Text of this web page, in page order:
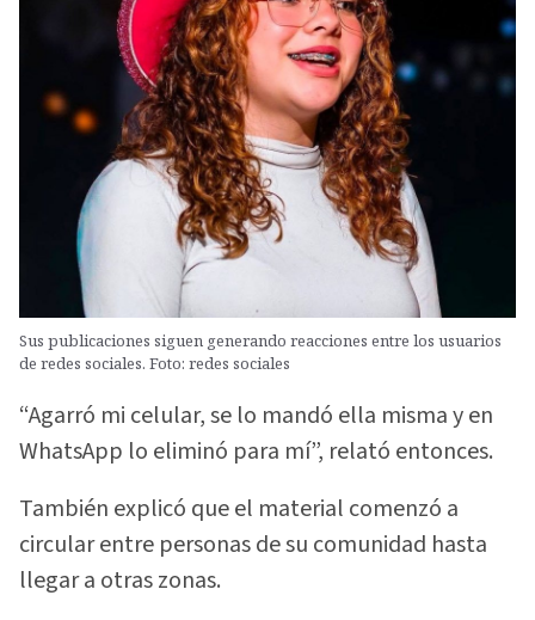
Sus publicaciones siguen generando reacciones entre los usuarios
de redes sociales. Foto: redes sociales
“Agarró mi celular, se lo mandó ella misma y en
WhatsApp lo eliminó para mí”, relató entonces.
También explicó que el material comenzó a
circular entre personas de su comunidad hasta
llegar a otras zonas.